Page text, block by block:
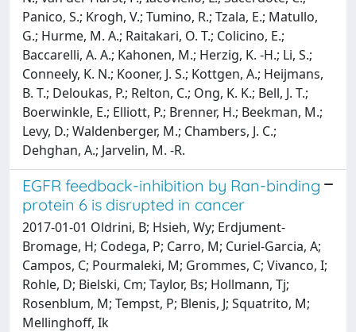
Panico, S.; Krogh, V.; Tumino, R.; Tzala, E.; Matullo,
G.; Hurme, M. A.; Raitakari, O. T.; Colicino, E.;
Baccarelli, A. A.; Kahonen, M.; Herzig, K. -H.; Li, S.;
Conneely, K. N.; Kooner, J. S.; Kottgen, A.; Heijmans,
B. T.; Deloukas, P.; Relton, C.; Ong, K. K.; Bell, J. T.;
Boerwinkle, E.; Elliott, P.; Brenner, H.; Beekman, M.;
Levy, D.; Waldenberger, M.; Chambers, J. C.;
Dehghan, A.; Jarvelin, M. -R.
EGFR feedback-inhibition by Ran-binding
protein 6 is disrupted in cancer
2017-01-01 Oldrini, B; Hsieh, Wy; Erdjument-
Bromage, H; Codega, P; Carro, M; Curiel-Garcia, A;
Campos, C; Pourmaleki, M; Grommes, C; Vivanco, I;
Rohle, D; Bielski, Cm; Taylor, Bs; Hollmann, Tj;
Rosenblum, M; Tempst, P; Blenis, J; Squatrito, M;
Mellinghoff, Ik